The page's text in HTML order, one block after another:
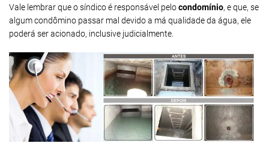
Vale lembrar que o síndico é responsável pelocondomínio, e que, se
algum condômino passar mal devido a má qualidade da água, ele
poderá ser acionado, inclusive judicialmente.